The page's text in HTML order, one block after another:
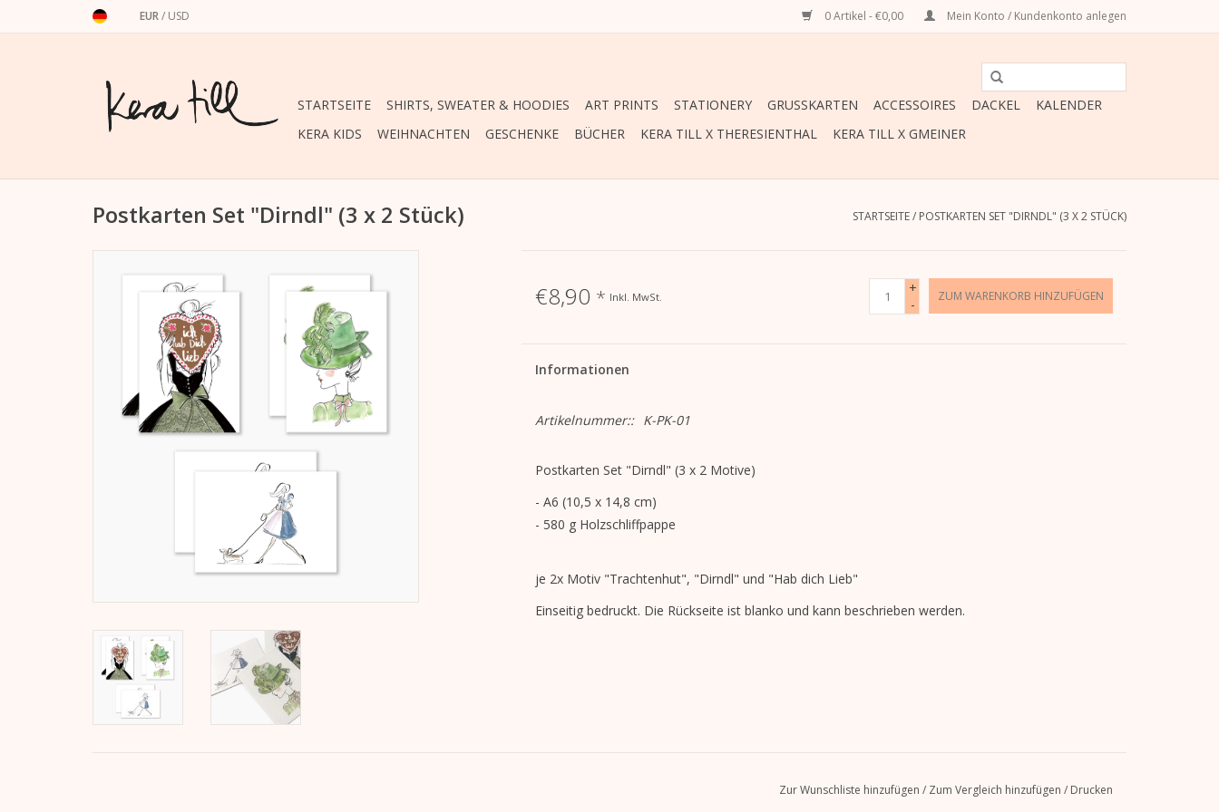
EUR/ USD 0 Artikel - €0,00 Mein Konto / Kundenkonto anlegen
STARTSEITE SHIRTS, SWEATER & HOODIES ART PRINTS STATIONERY GRUSSKARTEN ACCESSOIRES DACKEL
KALENDER
KERA KIDS
WEIHNACHTEN GESCHENKE BÜCHER KERA TILL X THERESIENTHAL KERA TILL X GMEINER
Postkarten Set "Dirndl" (3 x 2 Stück) STARTSEITE/ POSTKARTEN SET "DIRNDL" (3 X 2 STÜCK)
€8,90 * Inkl. MwSt.
+
-
ZUM WARENKORB HINZUFÜGEN
Informationen
Artikelnummer:: K-PK-01
Postkarten Set "Dirndl" (3 x 2 Motive)
- A6 (10,5 x 14,8 cm)
- 580 g Holzschliffpappe
je 2x Motiv "Trachtenhut", "Dirndl" und "Hab dich Lieb"
Einseitig bedruckt. Die Rückseite ist blanko und kann beschrieben werden.
Zur Wunschliste hinzufügen / Zum Vergleich hinzufügen / Drucken